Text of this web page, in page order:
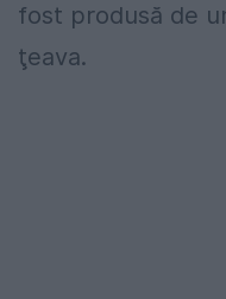
fost produsă de
ţeava.